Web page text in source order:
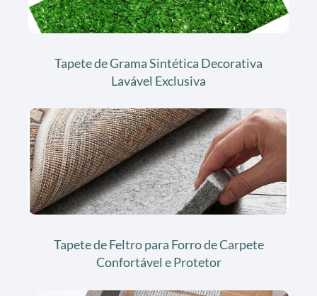
Tapete de Grama Sintética Decorativa
Lavável Exclusiva
Tapete de Feltro para Forro de Carpete
Confortável e Protetor